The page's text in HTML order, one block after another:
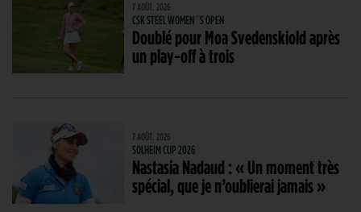
7 AOÛT. 2026
CSK STEEL WOMEN´S OPEN
Doublé pour Moa Svedenskiold après
un play-off à trois
7 AOÛT. 2026
SOLHEIM CUP 2026
Nastasia Nadaud : « Un moment très
spécial, que je n’oublierai jamais »